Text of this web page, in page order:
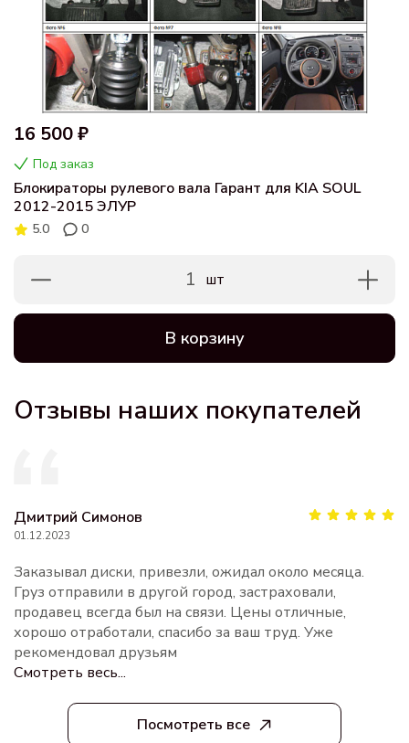
16 500 ₽
Под заказ
Блокираторы рулевого вала Гарант для KIA SOUL
2012-2015 ЭЛУР
5.0 0
1 шт
В корзину
Отзывы наших покупателей
Посмотреть все
Дмитрий Симонов
01.12.2023
Заказывал диски, привезли, ожидал около месяца.
Груз отправили в другой город, застраховали,
продавец всегда был на связи. Цены отличные,
хорошо отработали, спасибо за ваш труд. Уже
рекомендовал друзьям
Смотреть весь...